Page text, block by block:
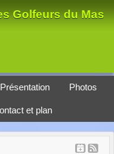
Golfeurs du Mas
Présentation Photos
et plan